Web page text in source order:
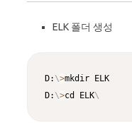
ELK 폴더 생성
D: \>mkdir ELK
D: \>cd ELK\